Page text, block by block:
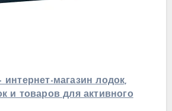
интернет-магазин лодок,
и товаров для активного